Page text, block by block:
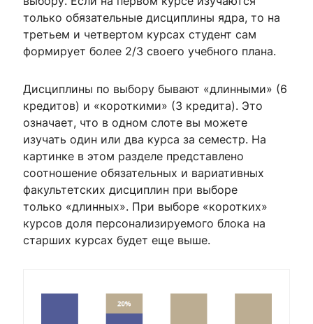
только обязательные дисциплины ядра, то на
третьем и четвертом курсах студент сам
формирует более 2/3 своего учебного плана.
Дисциплины по выбору бывают «длинными» (6
кредитов) и «короткими» (3 кредита). Это
означает, что в одном слоте вы можете
изучать один или два курса за семестр. На
картинке в этом разделе представлено
соотношение обязательных и вариативных
факультетских дисциплин при выборе
только «длинных». При выборе «коротких»
курсов доля персонализируемого блока на
старших курсах будет еще выше.